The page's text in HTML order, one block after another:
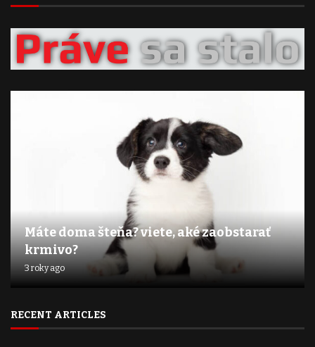
Máte doma šteňa? viete, aké zaobstarať
krmivo?
3 roky ago
RECENT ARTICLES